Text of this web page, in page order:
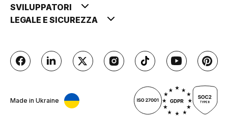
SVILUPPATORI
LEGALE E SICUREZZA
Made in Ukraine